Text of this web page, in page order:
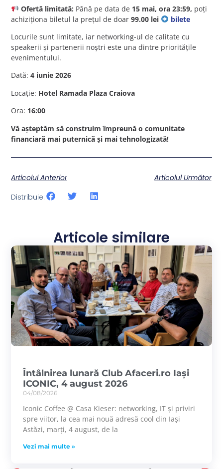
Ofertă limitată: Până pe data de 15 mai, ora 23:59, poți
achiziționa biletul la prețul de doar 99.00 lei
bilete
Locurile sunt limitate, iar networking-ul de calitate cu
speakerii și partenerii noștri este una dintre prioritățile
evenimentului.
Dată:4 iunie 2026
Locație: Hotel Ramada Plaza Craiova
Ora: 16:00
Vă așteptăm să construim împreună o comunitate
financiară mai puternică și mai tehnologizată!
Articolul Anterior
Articolul Următor
Distribuie:
Articole similare
Întâlnirea lunară Club Afaceri.ro Iași
ICONIC, 4 august 2026
04/08/2026
Iconic Coffee @ Casa Kieser: networking, IT și priviri
spre viitor, la cea mai nouă adresă cool din Iași
Astăzi, marți, 4 august, de la
Vezi mai multe »